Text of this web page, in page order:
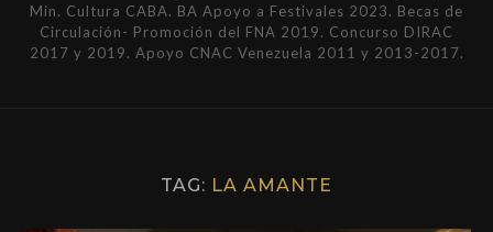
Min. Cultura CABA. BA Apoyo a Festivales 2023. Becas de
Circulación- Promoción del FNA 2019. Concurso DIRAC
2017 y 2019. Apoyo CNAC Venezuela 2011 y 2013-2017.
TAG: LA AMANTE